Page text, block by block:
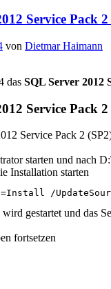
Service Pack
von Dietmar Haimann
das SQL Server 2012
Service Pack
Service Pack 2
starten und nach
Installation starten
/
gestartet und das
fortsetzen